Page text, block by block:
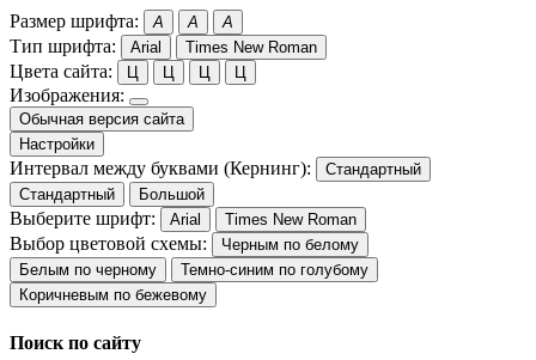
Размер шрифта: A A A
Тип шрифта: Arial Times New Roman
Цвета сайта: Ц Ц Ц Ц
Изображения:
Обычная версия сайта
Настройки
Интервал между буквами (Кернинг):
Стандартный
Стандартный
Большой
Выберите шрифт: Arial Times New Roman
Выбор цветовой схемы:
Черным по белому
Белым по черному
Темно-синим по голубому
Коричневым по бежевому
Поиск по сайту